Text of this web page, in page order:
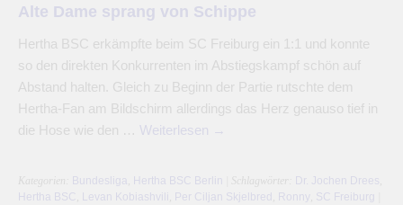
Alte Dame sprang von Schippe
Hertha BSC erkämpfte beim SC Freiburg ein 1:1 und konnte
so den direkten Konkurrenten im Abstiegskampf schön auf
Abstand halten. Gleich zu Beginn der Partie rutschte dem
Hertha-Fan am Bildschirm allerdings das Herz genauso tief in
die Hose wie den … Weiterlesen →
Kategorien: Bundesliga Hertha BSC Berlin | Schlagwörter: Dr. Jochen Drees
Hertha BSC
Levan Kobiashvili Per Ciljan Skjelbred Ronny SC Freiburg